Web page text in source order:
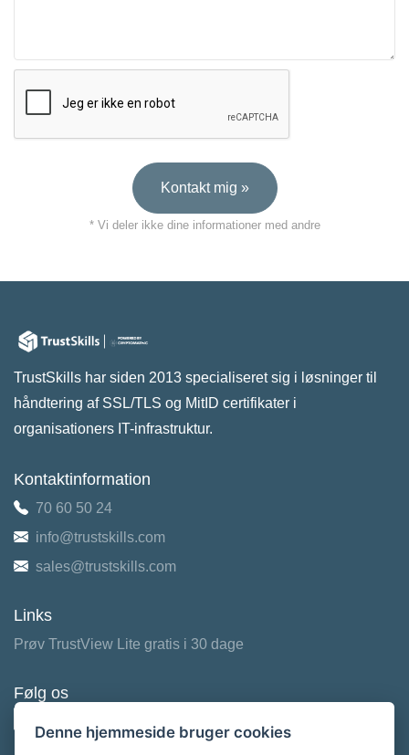
Kontakt mig »
* Vi deler ikke dine informationer med andre
TrustSkills har siden 2013 specialiseret sig i løsninger til
håndtering af SSL/TLS og MitID certifikater i
organisationers IT-infrastruktur.
Kontaktinformation
70 60 50 24
info@trustskills.com
sales@trustskills.com
Links
Prøv TrustView Lite gratis i 30 dage
Følg os
Denne hjemmeside bruger cookies